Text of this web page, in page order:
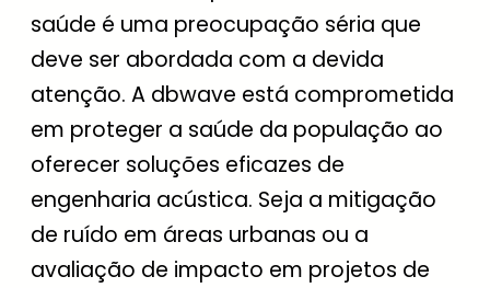
saúde é uma preocupação séria que
deve ser abordada com a devida
atenção. A dbwave está comprometida
em proteger a saúde da população ao
oferecer soluções eficazes de
engenharia acústica. Seja a mitigação
de ruído em áreas urbanas ou a
avaliação de impacto em projetos de